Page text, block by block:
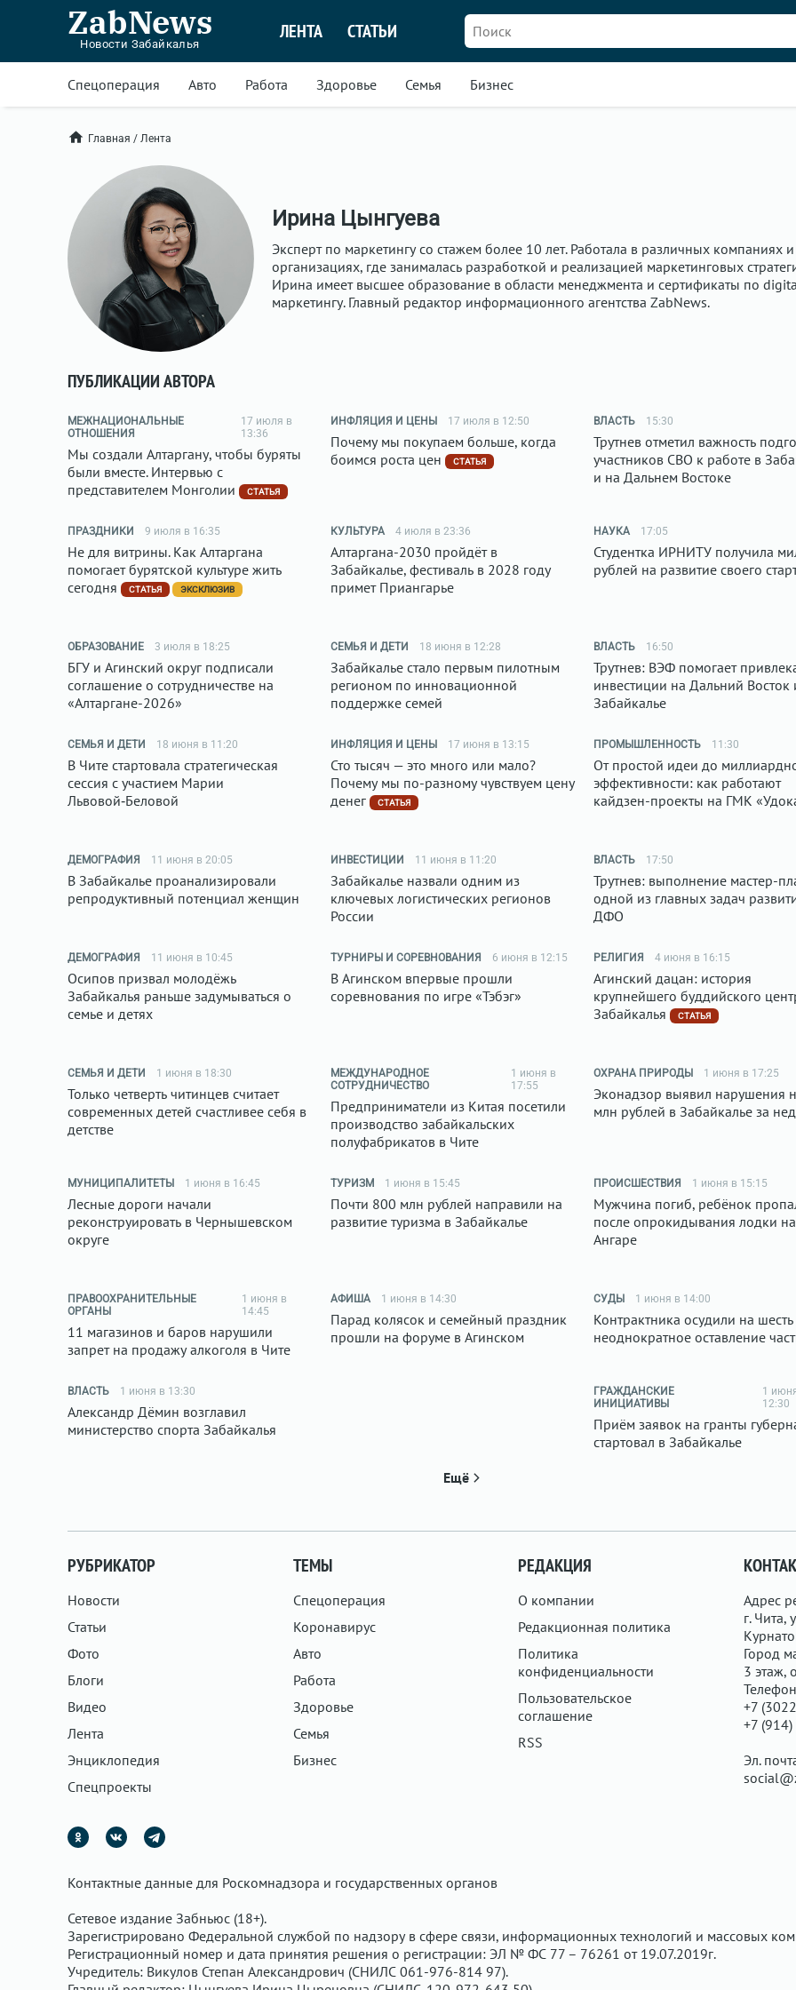
ZabNews
Новости Забайкалья
ЛЕНТА СТАТЬИ
Спецоперация Авто Работа Здоровье Семья Бизнес
Главная / Лента
Ирина Цынгуева
Эксперт по маркетингу со стажем более 10 лет. Работала в различных компаниях и
организациях, где занималась разработкой и реализацией маркетинговых
Ирина имеет высшее образование в области менеджмента и сертификаты по
маркетингу. Главный редактор информационного агентства ZabNews.
ПУБЛИКАЦИИ АВТОРА
МЕЖНАЦИОНАЛЬНЫЕ
ОТНОШЕНИЯ
17 июля в
13:36
Мы создали Алтаргану, чтобы буряты
были вместе. Интервью с
представителем Монголии
СТАТЬЯ
ИНФЛЯЦИЯ И ЦЕНЫ 17 июля в 12:50
Почему мы покупаем больше, когда
боимся роста цен
СТАТЬЯ
ВЛАСТЬ 15:30
Трутнев отметил важность
участников СВО к работе в
и на Дальнем Востоке
ПРАЗДНИКИ 9 июля в 16:35
Не для витрины. Как Алтаргана
помогает бурятской культуре жить
сегодня
СТАТЬЯ ЭКСКЛЮЗИВ
КУЛЬТУРА 4 июля в 23:36
Алтаргана-2030 пройдёт в
Забайкалье, фестиваль в 2028 году
примет Приангарье
НАУКА 17:05
Студентка ИРНИТУ получила
рублей на развитие своего
ОБРАЗОВАНИЕ 3 июля в 18:25
БГУ и Агинский округ подписали
соглашение о сотрудничестве на
«Алтаргане-2026»
СЕМЬЯ И ДЕТИ 18 июня в 12:28
Забайкалье стало первым пилотным
регионом по инновационной
поддержке семей
ВЛАСТЬ 16:50
Трутнев: ВЭФ помогает
инвестиции на Дальний Восток
Забайкалье
СЕМЬЯ И ДЕТИ 18 июня в 11:20
В Чите стартовала стратегическая
сессия с участием Марии
Львовой‑Беловой
ИНФЛЯЦИЯ И ЦЕНЫ 17 июня в 13:15
Сто тысяч — это много или мало?
Почему мы по-разному чувствуем цену
денег
СТАТЬЯ
ПРОМЫШЛЕННОСТЬ 11:30
От простой идеи до
эффективности: как работают
кайдзен-проекты на ГМК
ДЕМОГРАФИЯ 11 июня в 20:05
В Забайкалье проанализировали
репродуктивный потенциал женщин
ИНВЕСТИЦИИ 11 июня в 11:20
Забайкалье назвали одним из
ключевых логистических регионов
России
ВЛАСТЬ 17:50
Трутнев: выполнение мастер-
одной из главных задач
ДФО
ДЕМОГРАФИЯ 11 июня в 10:45
Осипов призвал молодёжь
Забайкалья раньше задумываться о
семье и детях
ТУРНИРЫ И СОРЕВНОВАНИЯ 6 июня в 12:15
В Агинском впервые прошли
соревнования по игре «Тэбэг»
РЕЛИГИЯ 4 июня в 16:15
Агинский дацан: история
крупнейшего буддийского
Забайкалья
СТАТЬЯ
СЕМЬЯ И ДЕТИ 1 июня в 18:30
Только четверть читинцев считает
современных детей счастливее себя в
детстве
МЕЖДУНАРОДНОЕ
СОТРУДНИЧЕСТВО
1 июня в
17:55
Предприниматели из Китая посетили
производство забайкальских
полуфабрикатов в Чите
ОХРАНА ПРИРОДЫ 1 июня в 17:25
Эконадзор выявил нарушения
млн рублей в Забайкалье за
МУНИЦИПАЛИТЕТЫ 1 июня в 16:45
Лесные дороги начали
реконструировать в Чернышевском
округе
ТУРИЗМ 1 июня в 15:45
Почти 800 млн рублей направили на
развитие туризма в Забайкалье
ПРОИСШЕСТВИЯ 1 июня в 15:15
Мужчина погиб, ребёнок
после опрокидывания лодки на
Ангаре
ПРАВООХРАНИТЕЛЬНЫЕ
ОРГАНЫ
1 июня в
14:45
11 магазинов и баров нарушили
запрет на продажу алкоголя в Чите
АФИША 1 июня в 14:30
Парад колясок и семейный праздник
прошли на форуме в Агинском
СУДЫ 1 июня в 14:00
Контрактника осудили на шесть
неоднократное оставление
ВЛАСТЬ 1 июня в 13:30
Александр Дёмин возглавил
министерство спорта Забайкалья
ГРАЖДАНСКИЕ
ИНИЦИАТИВЫ
1
12:30
Приём заявок на гранты
стартовал в Забайкалье
Ещё
РУБРИКАТОР
Новости
Статьи
Фото
Блоги
Видео
Лента
Энциклопедия
Спецпроекты
ТЕМЫ
Спецоперация
Коронавирус
Авто
Работа
Здоровье
Семья
Бизнес
РЕДАКЦИЯ
О компании
Редакционная политика
Политика
конфиденциальности
Пользовательское
соглашение
RSS
Адрес
г. Чита,
Город
3 этаж,
+7
+7
Эл.
Контактные данные для Роскомнадзора и государственных органов
Сетевое издание Забньюс (18+).
Зарегистрировано Федеральной службой по надзору в сфере связи, информационных технологий и массовых
Регистрационный номер и дата принятия решения о регистрации: ЭЛ № ФС 77 – 76261 от 19.07.2019г.
Учредитель: Викулов Степан Александрович (СНИЛС 061-976-814 97).